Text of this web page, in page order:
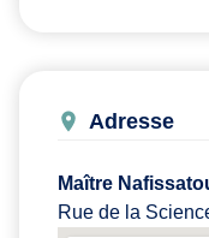
Adresse
Maître
Rue de la